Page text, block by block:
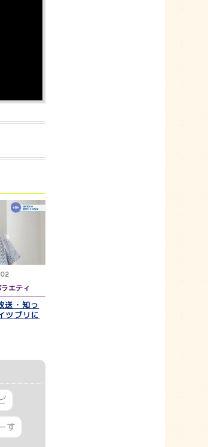
エティ
・知っ
ツブリに
す